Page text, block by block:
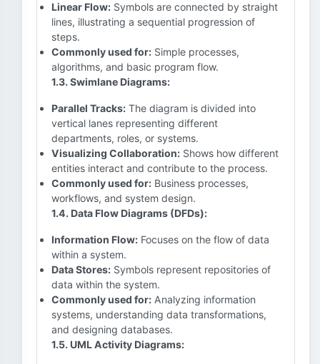
Linear Flow: Symbols are connected by straight
lines, illustrating a sequential progression of
steps.
Commonly used for: Simple processes,
algorithms, and basic program flow.
1.3. Swimlane Diagrams:
Parallel Tracks: The diagram is divided into
vertical lanes representing different
departments, roles, or systems.
Visualizing Collaboration: Shows how different
entities interact and contribute to the process.
Commonly used for: Business processes,
workflows, and system design.
1.4. Data Flow Diagrams (DFDs):
Information Flow: Focuses on the flow of data
within a system.
Data Stores: Symbols represent repositories of
data within the system.
Commonly used for: Analyzing information
systems, understanding data transformations,
and designing databases.
1.5. UML Activity Diagrams: